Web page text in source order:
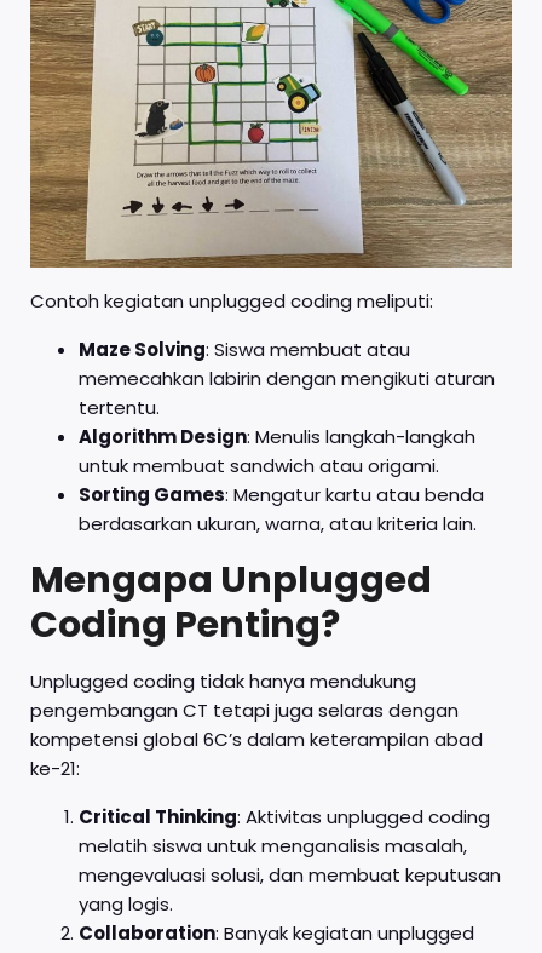
Contoh kegiatan unplugged coding meliputi:
Maze Solving: Siswa membuat atau
memecahkan labirin dengan mengikuti aturan
tertentu.
Algorithm Design: Menulis langkah-langkah
untuk membuat sandwich atau origami.
Sorting Games: Mengatur kartu atau benda
berdasarkan ukuran, warna, atau kriteria lain.
Mengapa Unplugged
Coding Penting?
Unplugged coding tidak hanya mendukung
pengembangan CT tetapi juga selaras dengan
kompetensi global 6C’s dalam keterampilan abad
ke-21:
Critical Thinking: Aktivitas unplugged coding
melatih siswa untuk menganalisis masalah,
mengevaluasi solusi, dan membuat keputusan
yang logis.
Collaboration: Banyak kegiatan unplugged